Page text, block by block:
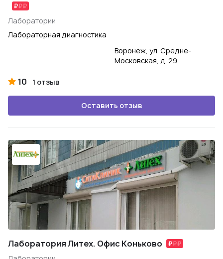
Лаборатории
Лабораторная диагностика
Воронеж, ул. Средне-
Московская, д. 29
10 1 отзыв
Оставить отзыв
Лаборатория Литех. Офис Коньково